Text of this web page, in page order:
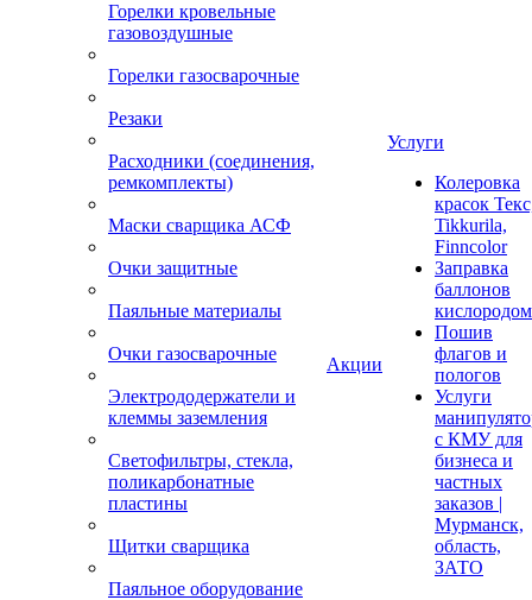
Горелки кровельные
газовоздушные
Горелки газосварочные
Резаки
Расходники (соединения,
ремкомплекты)
Маски сварщика АСФ
Очки защитные
Паяльные материалы
Очки газосварочные
Электрододержатели и
клеммы заземления
Светофильтры, стекла,
поликарбонатные
пластины
Щитки сварщика
Паяльное оборудование
Акции
Услуги
Колеровка
красок
Tikkurila,
Finncolor
Заправка
баллонов
кислородом
Пошив
флагов и
пологов
Услуги
с КМУ для
бизнеса и
частных
заказов |
Мурманск,
область,
ЗАТО